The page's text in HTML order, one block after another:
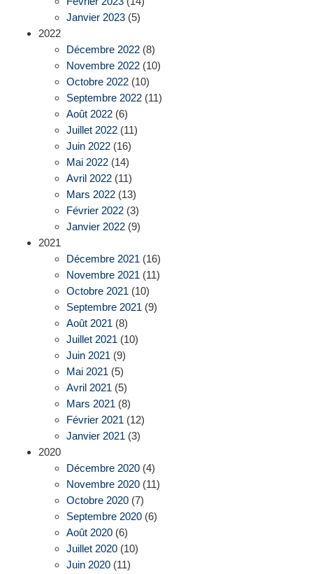
Janvier 2023 (5)
2022
Décembre 2022 (8)
Novembre 2022 (10)
Octobre 2022 (10)
Septembre 2022 (11)
Août 2022 (6)
Juillet 2022 (11)
Juin 2022 (16)
Mai 2022 (14)
Avril 2022 (11)
Mars 2022 (13)
Février 2022 (3)
Janvier 2022 (9)
2021
Décembre 2021 (16)
Novembre 2021 (11)
Octobre 2021 (10)
Septembre 2021 (9)
Août 2021 (8)
Juillet 2021 (10)
Juin 2021 (9)
Mai 2021 (5)
Avril 2021 (5)
Mars 2021 (8)
Février 2021 (12)
Janvier 2021 (3)
2020
Décembre 2020 (4)
Novembre 2020 (11)
Octobre 2020 (7)
Septembre 2020 (6)
Août 2020 (6)
Juillet 2020 (10)
Juin 2020 (11)